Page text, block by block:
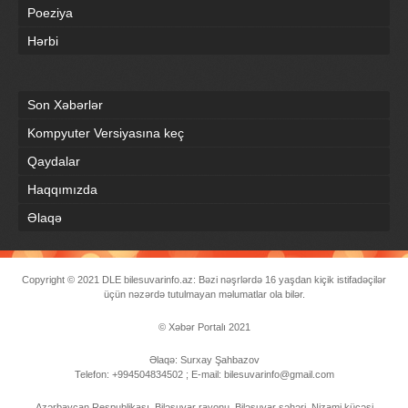
Poeziya
Hərbi
Son Xəbərlər
Kompyuter Versiyasına keç
Qaydalar
Haqqımızda
Əlaqə
Copyright © 2021 DLE bilesuvarinfo.az: Bəzi nəşrlərdə 16 yaşdan kiçik istifadəçilər
üçün nəzərdə tutulmayan məlumatlar ola bilər.
© Xəbər Portalı 2021
Əlaqə: Surxay Şahbazov
Telefon: +994504834502 ; E-mail: bilesuvarinfo@gmail.com